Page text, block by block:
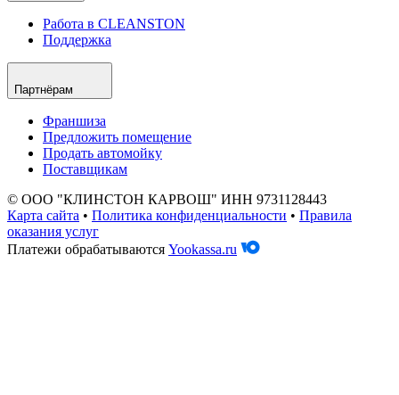
Работа в CLEANSTON
Поддержка
Партнёрам
Франшиза
Предложить помещение
Продать автомойку
Поставщикам
© ООО "КЛИНСТОН КАРВОШ" ИНН 9731128443
Карта сайта • Политика конфиденциальности • Правила
оказания услуг
Платежи обрабатываются Yookassa.ru